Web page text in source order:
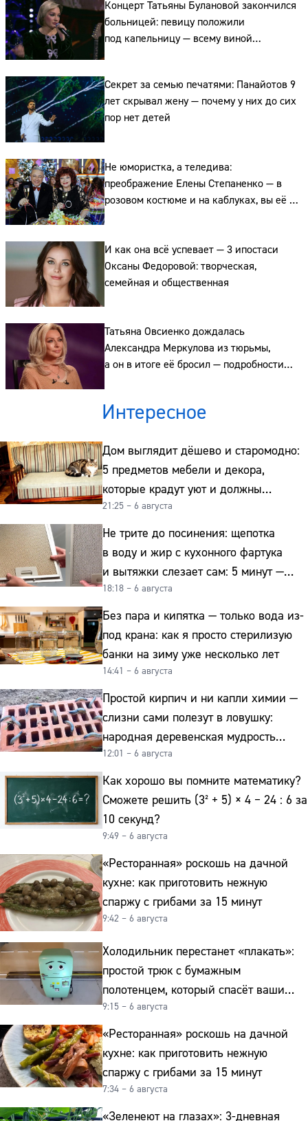
Концерт Татьяны Булановой закончился
больницей: певицу положили
под капельницу — всему виной
напряжённый график
Секрет за семью печатями: Панайотов 9
лет скрывал жену — почему у них до сих
пор нет детей
Не юмористка, а теледива:
преображение Елены Степаненко — в
розовом костюме и на каблуках, вы её не
узнаете
И как она всё успевает — 3 ипостаси
Оксаны Федоровой: творческая,
семейная и общественная
Татьяна Овсиенко дождалась
Александра Меркулова из тюрьмы,
а он в итоге её бросил — подробности
Интересное
Дом выглядит дёшево и старомодно:
5 предметов мебели и декора,
которые крадут уют и должны
отправиться на свалку прямо сейчас
21:25 – 6 августа
Не трите до посинения: щепотка
в воду и жир с кухонного фартука
и вытяжки слезает сам: 5 минут —
и сверкает как новая
18:18 – 6 августа
Без пара и кипятка — только вода из-
под крана: как я просто стерилизую
банки на зиму уже несколько лет
14:41 – 6 августа
Простой кирпич и ни капли химии —
слизни сами полезут в ловушку:
народная деревенская мудрость
реально работает
12:01 – 6 августа
Как хорошо вы помните математику?
Сможете решить (3² + 5) × 4 − 24 : 6 за
10 секунд?
9:49 – 6 августа
«Ресторанная» роскошь на дачной
кухне: как приготовить нежную
спаржу с грибами за 15 минут
9:42 – 6 августа
Холодильник перестанет «плакать»:
простой трюк с бумажным
полотенцем, который спасёт ваши
овощи от гнили
9:15 – 6 августа
«Ресторанная» роскошь на дачной
кухне: как приготовить нежную
спаржу с грибами за 15 минут
7:34 – 6 августа
«Зеленеют на глазах»: 3-дневная
Адрес:
Телефон: